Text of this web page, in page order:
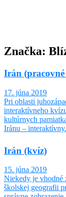
Značka:
Irán
17. júna 2019
Pri oblasti
interaktívneho
kultúrnych
Iránu –
Irán (kvíz)
15. júna 2019
Niekedy je vhodné
školskej geografii